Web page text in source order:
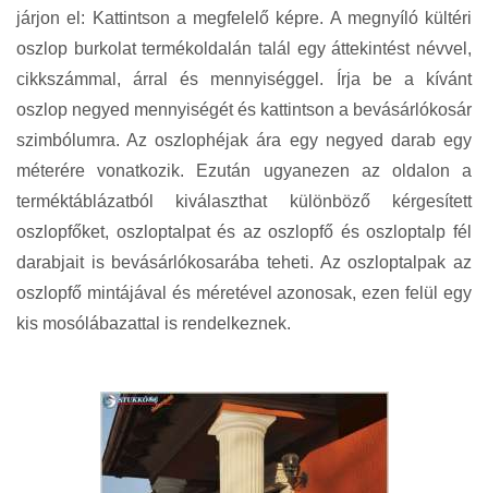
járjon el: Kattintson a megfelelő képre. A megnyíló kültéri
oszlop burkolat termékoldalán talál egy áttekintést névvel,
cikkszámmal, árral és mennyiséggel. Írja be a kívánt
oszlop negyed mennyiségét és kattintson a bevásárlókosár
szimbólumra. Az oszlophéjak ára egy negyed darab egy
méterére vonatkozik. Ezután ugyanezen az oldalon a
terméktáblázatból kiválaszthat különböző kérgesített
oszlopfőket, oszloptalpat és az oszlopfő és oszloptalp fél
darabjait is bevásárlókosarába teheti. Az oszloptalpak az
oszlopfő mintájával és méretével azonosak, ezen felül egy
kis mosólábazattal is rendelkeznek.